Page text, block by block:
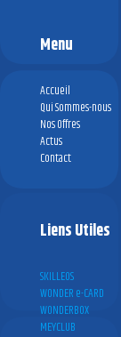
Menu
Accueil
Qui Sommes-nous
Nos Offres
Actus
Contact
Liens Utiles
SKILLEOS
WONDER e-CARD
WONDERBOX
MEYCLUB